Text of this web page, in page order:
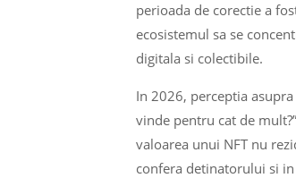
perioada de corectie a
ecosistemul sa se
digitala si colectibile.
In 2026, perceptia
vinde pentru cat de
valoarea unui NFT nu
confera detinatorului si